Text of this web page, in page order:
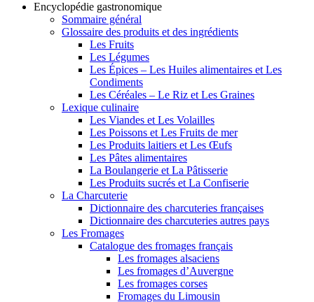
Encyclopédie gastronomique
Sommaire général
Glossaire des produits et des ingrédients
Les Fruits
Les Légumes
Les Épices – Les Huiles alimentaires et Les
Condiments
Les Céréales – Le Riz et Les Graines
Lexique culinaire
Les Viandes et Les Volailles
Les Poissons et Les Fruits de mer
Les Produits laitiers et Les Œufs
Les Pâtes alimentaires
La Boulangerie et La Pâtisserie
Les Produits sucrés et La Confiserie
La Charcuterie
Dictionnaire des charcuteries françaises
Dictionnaire des charcuteries autres pays
Les Fromages
Catalogue des fromages français
Les fromages alsaciens
Les fromages d’Auvergne
Les fromages corses
Fromages du Limousin